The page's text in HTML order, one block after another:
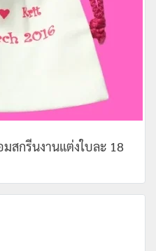
สกรีนงานแต่งใบละ 18